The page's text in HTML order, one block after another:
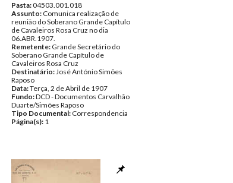
Pasta:04503.001.018
Assunto: Comunica realização de
reunião do Soberano Grande Capítulo
de Cavaleiros Rosa Cruz no dia
06.ABR.1907.
Remetente: Grande Secretário do
Soberano Grande Capítulo de
Cavaleiros Rosa Cruz
Destinatário:José António Simões
Raposo
Data:Terça, 2 de Abril de 1907
Fundo:DCD - Documentos Carvalhão
Duarte/Simões Raposo
Tipo Documental: Correspondencia
Página(s): 1